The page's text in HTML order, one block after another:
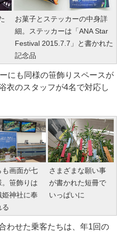
お菓子とステッカーの中身詳
細。ステッカーは「ANA Star
Festival 2015.7.7」と書かれた
記念品
にも同様の笹飾りスペースが
衣のスタッフが4名で対応し
も画面が七
。笹飾りは
姫神社に奉
る
さまざまな願い事
が書かれた短冊で
いっぱいに
わせた乗客たちは、年1回の